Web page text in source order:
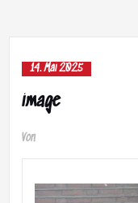
14. Mai 2025
image
Von